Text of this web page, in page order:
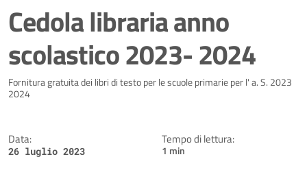
Cedola libraria anno
scolastico 2023- 2024
Dettagli della notizia
Fornitura gratuita dei libri di testo per le scuole primarie per l' a. S. 2023
2024
Data:
26 luglio 2023
Tempo di lettura:
1 min